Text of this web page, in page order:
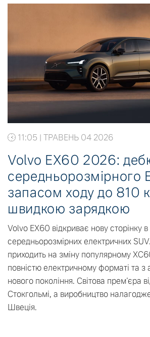
11:05 | ТРАВЕНЬ 04 2026
Volvo EX60 2026:
середньорозмірного
запасом ходу до 810
швидкою зарядкою
Volvo EX60 відкриває нову сторінку в
середньорозмірних електричних
приходить на зміну популярному
повністю електричному форматі та з
нового покоління. Світова прем’єра
Стокгольмі, а виробництво
Швеція.